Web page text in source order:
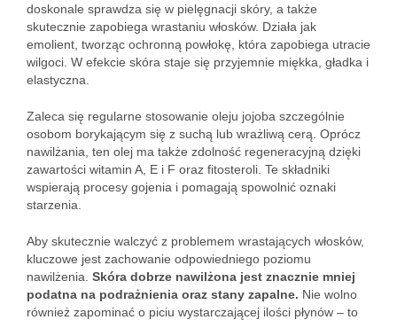
doskonale sprawdza się w pielęgnacji skóry, a także
skutecznie zapobiega wrastaniu włosków. Działa jak
emolient, tworząc ochronną powłokę, która zapobiega utracie
wilgoci. W efekcie skóra staje się przyjemnie miękka, gładka i
elastyczna.
Zaleca się regularne stosowanie oleju jojoba szczególnie
osobom borykającym się z suchą lub wrażliwą cerą. Oprócz
nawilżania, ten olej ma także zdolność regeneracyjną dzięki
zawartości witamin A, E i F oraz fitosteroli. Te składniki
wspierają procesy gojenia i pomagają spowolnić oznaki
starzenia.
Aby skutecznie walczyć z problemem wrastających włosków,
kluczowe jest zachowanie odpowiedniego poziomu
nawilżenia. Skóra dobrze nawilżona jest znacznie mniej
podatna na podrażnienia oraz stany zapalne. Nie wolno
również zapominać o piciu wystarczającej ilości płynów – to